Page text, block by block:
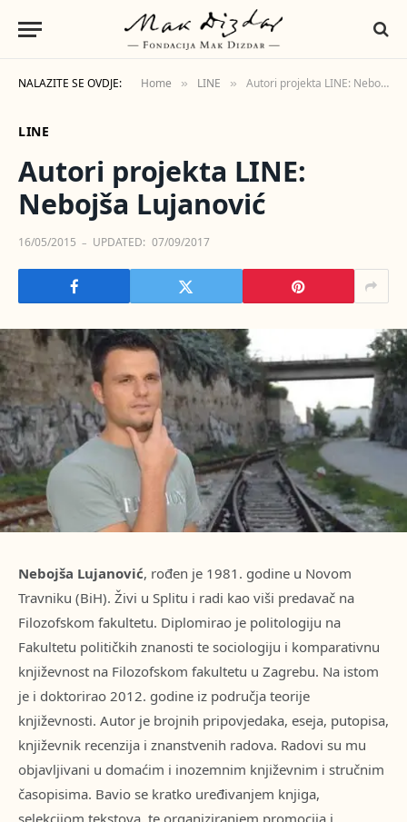
NALAZITE SE OVDJE: Home » LINE » Autori projekta LINE: Nebojša Lujanović
LINE
Autori projekta LINE:
Nebojša Lujanović
16/05/2015 UPDATED: 07/09/2017
Nebojša Lujanović, rođen je 1981. godine u Novom
Travniku (BiH). Živi u Splitu i radi kao viši predavač na
Filozofskom fakultetu. Diplomirao je politologiju na
Fakultetu političkih znanosti te sociologiju i komparativnu
književnost na Filozofskom fakultetu u Zagrebu. Na istom
je i doktorirao 2012. godine iz područja teorije
književnosti. Autor je brojnih pripovjedaka, eseja, putopisa,
književnik recenzija i znanstvenih radova. Radovi su mu
objavljivani u domaćim i inozemnim književnim i stručnim
časopisima. Bavio se kratko uređivanjem knjiga,
selekcijom tekstova, te organiziranjem promocija i